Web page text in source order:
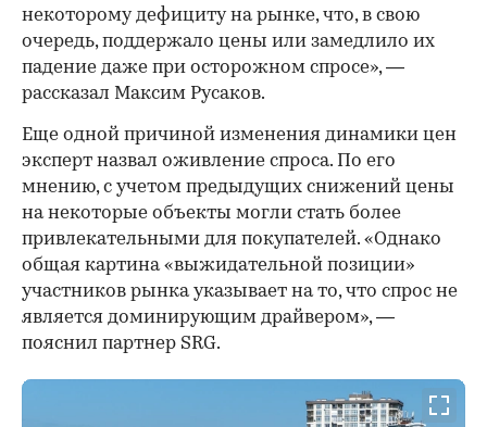
некоторому дефициту на рынке, что, в свою
очередь, поддержало цены или замедлило их
падение даже при осторожном спросе», —
рассказал Максим Русаков.
Еще одной причиной изменения динамики цен
эксперт назвал оживление спроса. По его
мнению, с учетом предыдущих снижений цены
на некоторые объекты могли стать более
привлекательными для покупателей. «Однако
общая картина «выжидательной позиции»
участников рынка указывает на то, что спрос не
является доминирующим драйвером», —
пояснил партнер SRG.